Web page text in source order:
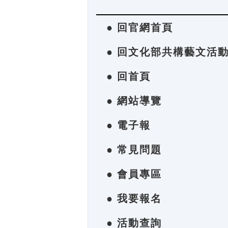
● 回官網首頁
● 回文化部共構藝文活
● 回首頁
● 網站導覽
● 電子報
● 常見問題
● 會員專區
● 我要報名
● 活動查詢